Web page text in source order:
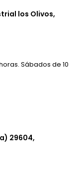
los Olivos,
Sábados de 10
29604,